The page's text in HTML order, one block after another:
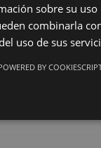
sobre su
combinarla
uso de sus
BY